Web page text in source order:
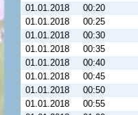
01.01.2018
00:20
01.01.2018
00:25
01.01.2018
00:30
01.01.2018
00:35
01.01.2018
00:40
01.01.2018
00:45
01.01.2018
00:50
01.01.2018
00:55